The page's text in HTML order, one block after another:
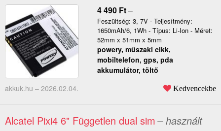
4 490 Ft–
Feszültség: 3, 7V - Teljesítmény:
1650mAh/6, 1Wh - Típus: Li-Ion - Méret:
52mm x 51mm x 5mm
powery, műszaki cikk,
mobiltelefon, gps, pda
akkumulátor, töltő
akkuk.hu – 2026.02.04. Kedvencekbe
Alcatel Pixi4 6" Független dual sim– használt